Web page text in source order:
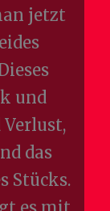
jetzt
und
das
Stücks.